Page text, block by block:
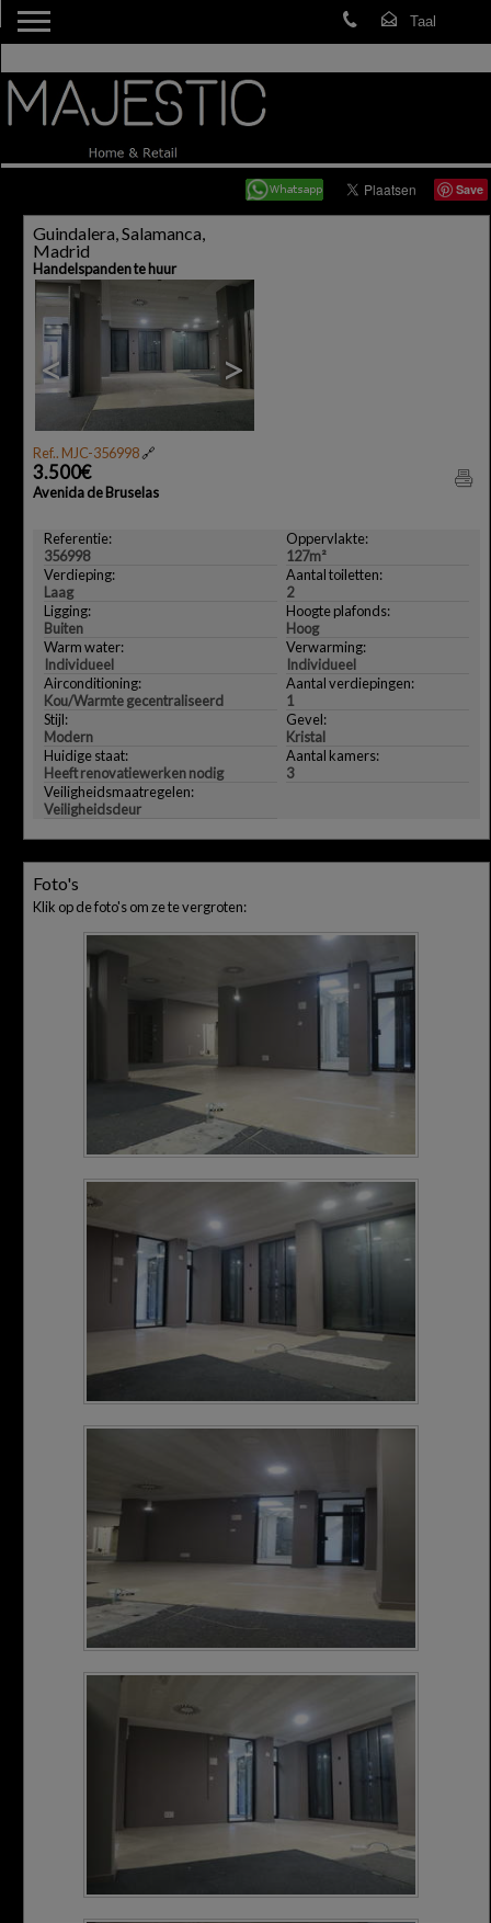
Save
Guindalera, Salamanca,
Madrid
Handelspanden te huur
< >
Ref.. MJC-356998🔗
3.500€
Avenida de Bruselas
Referentie:
356998
Oppervlakte:
127m²
Verdieping:
Laag
Aantal toiletten:
2
Ligging:
Buiten
Hoogte plafonds:
Hoog
Warm water:
Individueel
Verwarming:
Individueel
Airconditioning:
Kou/Warmte gecentraliseerd
Aantal verdiepingen:
1
Stijl:
Modern
Gevel:
Kristal
Huidige staat:
Heeft renovatiewerken nodig
Aantal kamers:
3
Veiligheidsmaatregelen:
Veiligheidsdeur
Foto's
Klik op de foto's om ze te vergroten: